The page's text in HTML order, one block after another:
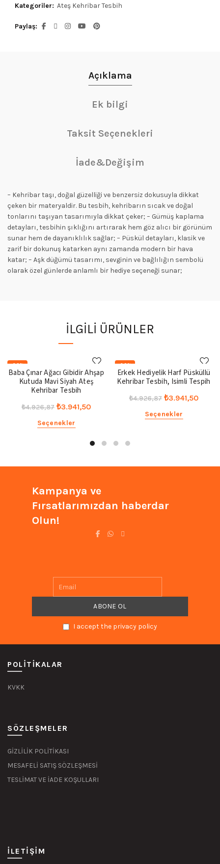
Kategoriler: Ateş Kehribar Tesbih
Paylaş
Açıklama
Ek bilgi
Taksit Seçenekleri
İade&Değişim
– Kehribar taşı, doğal güzelliği ve benzersiz dokusuyla dikkat
çeken bir materyaldir. Bu tesbih, kehribarın sıcak ve doğal
tonlarını taşıyan tasarımıyla dikkat çeker; – Gümüş kaplama
detayları, tesbihin şıklığını artırarak hem göz alıcı bir görünüm
sunar hem de dayanıklılık sağlar; – Püskül detayları, klasik ve
zarif bir dokunuş katarken aynı zamanda modern bir hava
katar; – Aşk düğümü tasarımı, sevginin ve bağlılığın sembolü
olarak özel günlerde anlamlı bir hediye seçeneği sunar;
İLGILI ÜRÜNLER
-20%
Baba Çınar Ağacı Gibidir Ahşap
Kutuda Mavi Siyah Ateş
Kehribar Tesbih
₺4.926,87 Orijinal
fiyat:
₺4.926,87.
₺3.941,50Şu
₺3.941,50.
Seçenekler
-20%
Erkek Hediyelik Harf Püsküllü
Kehribar Tesbih, Isimli Tespih
₺4.926,87 Orijinal
fiyat:
₺4.926,87.
₺3.941,50Şu
Seçenekler
Kampanya ve
Fırsatlarımızdan haberdar
Olun!
I accept the privacy policy
POLITIKALAR
KVKK
SÖZLEŞMELER
GİZLİLİK POLİTİKASI
MESAFELİ SATIŞ SÖZLEŞMESİ
TESLİMAT VE İADE KOŞULLARI
İLETIŞIM